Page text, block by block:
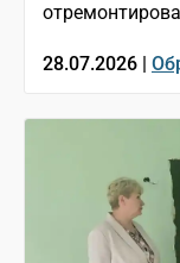
28.07.2026 |